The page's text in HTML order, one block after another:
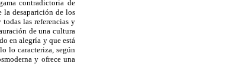
contradictoria de
la desaparición de los
las referencias y
de una cultura
en alegría y que está
lo caracteriza, según
y ofrece una